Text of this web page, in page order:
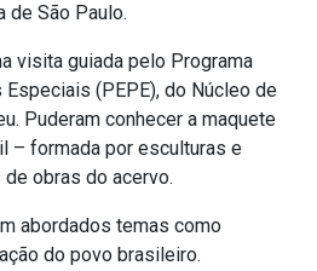
de São Paulo.
visita guiada pelo Programa
(PEPE), do Núcleo de
Puderam conhecer a maquete
– formada por esculturas e
obras do acervo.
abordados temas como
do povo brasileiro.